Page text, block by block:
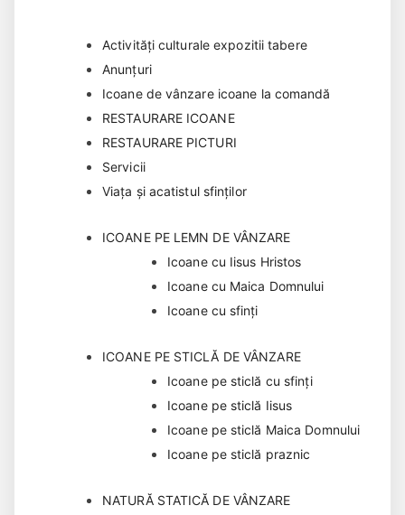
Activități culturale expozitii tabere
Anunțuri
Icoane de vânzare icoane la comandă
RESTAURARE ICOANE
RESTAURARE PICTURI
Servicii
Viața și acatistul sfinților
ICOANE PE LEMN DE VÂNZARE
Icoane cu Iisus Hristos
Icoane cu Maica Domnului
Icoane cu sfinți
ICOANE PE STICLĂ DE VÂNZARE
Icoane pe sticlă cu sfinți
Icoane pe sticlă Iisus
Icoane pe sticlă Maica Domnului
Icoane pe sticlă praznic
NATURĂ STATICĂ DE VÂNZARE